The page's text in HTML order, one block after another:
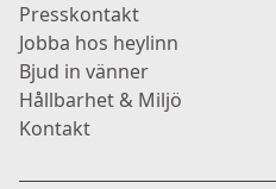
Presskontakt
Jobba hos heylinn
Bjud in vänner
Hållbarhet & Miljö
Kontakt